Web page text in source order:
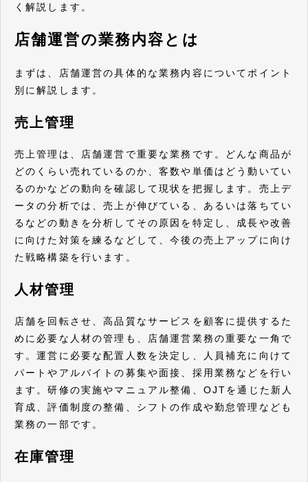
く解説します。
店舗運営の業務内容とは
まずは、店舗運営の具体的な業務内容についてポイント
別に解説します。
売上管理
売上管理は、店舗運営で重要な業務です。どんな商品が
どのくらい売れているのか、客数や単価はどう動いてい
るのかなどの動向を確認して現状を把握します。売上デ
ータの分析では、売上が伸びている、あるいは落ちてい
るなどの動きを分析してその原因を特定し、成長や改善
に向けた対策を練るなどして、今後の売上アップに向け
た戦略構築を行います。
人材管理
店舗を回転させ、高品質なサービスを顧客に提供するた
めに必要な人材の管理も、店舗運営業務の重要な一角で
す。運営に必要な配置人数を決定し、人員補充に向けて
パートやアルバイトの募集や面接、採用業務などを行い
ます。研修の実施やマニュアル整備、OJTを通じた新人
育成、評価制度の整備、シフトの作成や勤怠管理なども
業務の一部です。
在庫管理